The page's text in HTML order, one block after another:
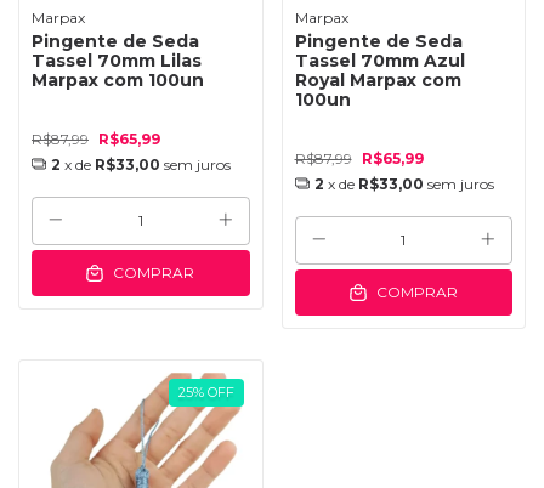
Marpax
Pingente de Seda
Tassel 70mm Lilas
Marpax com 100un
R$87,99 R$65,99
2 x de R$33,00 sem juros
COMPRAR
Marpax
Pingente de Seda
Tassel 70mm Azul
Royal Marpax com
100un
R$87,99
R$65,99
2 x de R$33,00 sem juros
COMPRAR
25% OFF